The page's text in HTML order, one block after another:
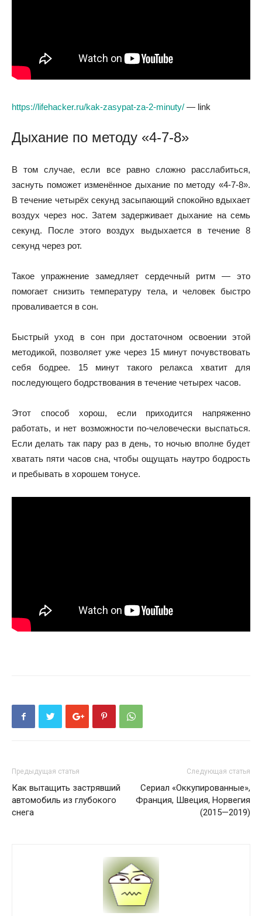
https://lifehacker.ru/kak-zasypat-za-2-minuty/ — link
Дыхание по методу «4-7-8»
В том случае, если все равно сложно расслабиться,
заснуть поможет изменённое дыхание по методу «4-7-8».
В течение четырёх секунд засыпающий спокойно вдыхает
воздух через нос. Затем задерживает дыхание на семь
секунд. После этого воздух выдыхается в течение 8
секунд через рот.
Такое упражнение замедляет сердечный ритм — это
помогает снизить температуру тела, и человек быстро
проваливается в сон.
Быстрый уход в сон при достаточном освоении этой
методикой, позволяет уже через 15 минут почувствовать
себя бодрее. 15 минут такого релакса хватит для
последующего бодрствования в течение четырех часов.
Этот способ хорош, если приходится напряженно
работать, и нет возможности по-человечески выспаться.
Если делать так пару раз в день, то ночью вполне будет
хватать пяти часов сна, чтобы ощущать наутро бодрость
и пребывать в хорошем тонусе.
Предыдущая статья
Как вытащить застрявший
автомобиль из глубокого
снега
Следующая статья
Сериал «Оккупированные»,
Франция, Швеция, Норвегия
(2015—2019)